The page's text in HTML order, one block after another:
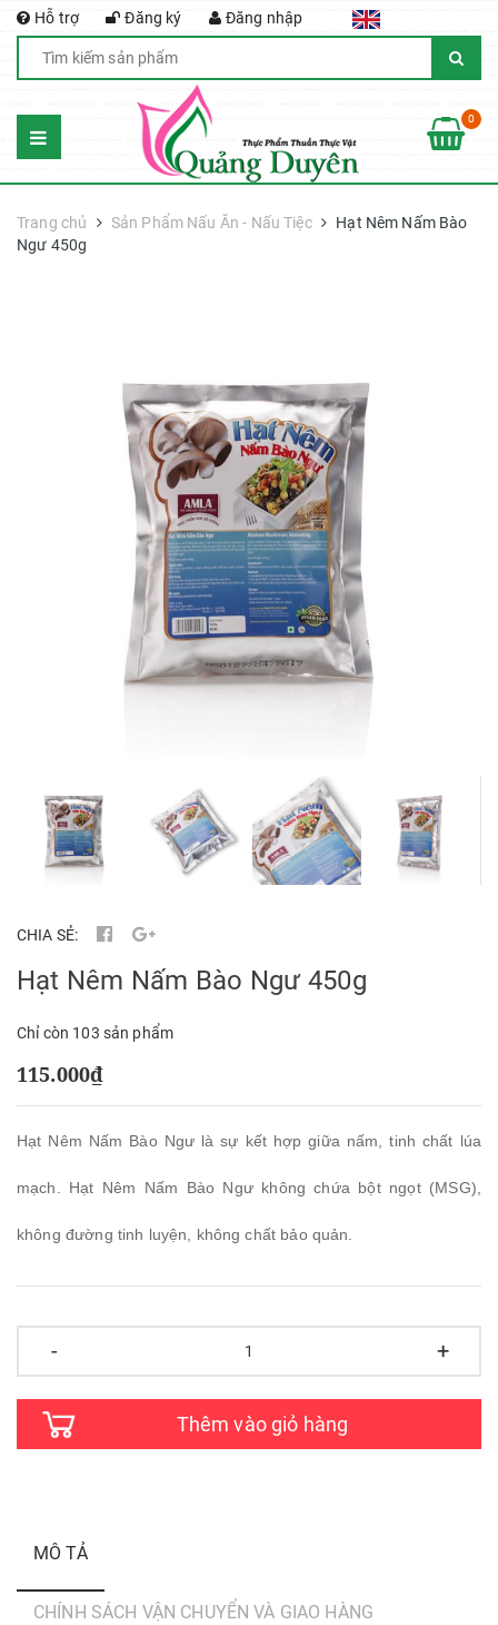
Hỗ trợ Đăng ký Đăng nhập
0
Trang chủ Sản Phẩm Nấu Ăn - Nấu Tiệc
Hạt Nêm Nấm Bào
Ngư 450g
CHIA SẺ:
Hạt Nêm Nấm Bào Ngư 450g
Chỉ còn 103 sản phẩm
115.000₫
Hạt Nêm Nấm Bào Ngư là sự kết hợp giữa nấm, tinh chất lúa
mạch. Hạt Nêm Nấm Bào Ngư không chứa bột ngọt (MSG),
không đường tinh luyện, không chất bảo quản.
- +
Thêm vào giỏ hàng
MÔ TẢ
CHÍNH SÁCH VẬN CHUYỂN VÀ GIAO HÀNG